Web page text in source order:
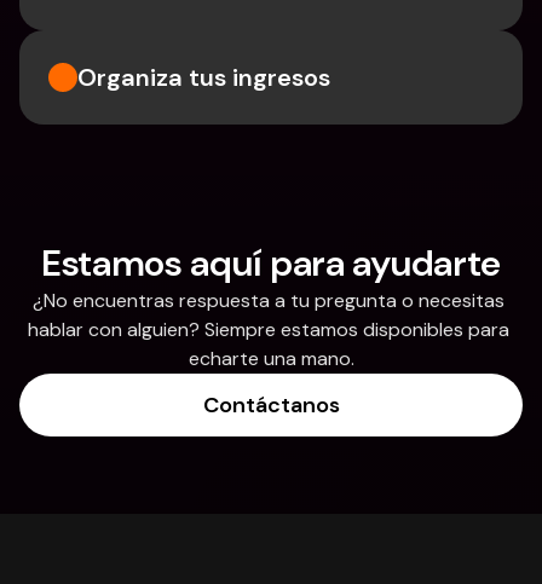
Organiza tus ingresos
Estamos aquí para ayudarte
¿No encuentras respuesta a tu pregunta o necesitas
hablar con alguien? Siempre estamos disponibles para
echarte una mano.
Contáctanos